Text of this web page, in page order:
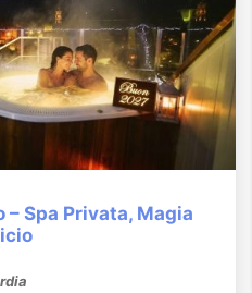
Spa Privata, Magia